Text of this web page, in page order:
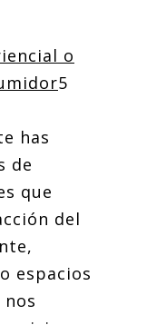
o
5
has
de
que
del
espacios